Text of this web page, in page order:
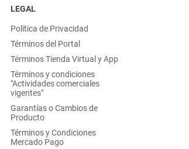
LEGAL
Política de Privacidad
Términos del Portal
Términos Tienda Virtual y App
Términos y condiciones
"Actividades comerciales
vigentes"
Garantías o Cambios de
Producto
Términos y Condiciones
Mercado Pago